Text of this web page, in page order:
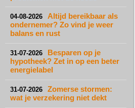
04-08-2026
Altijd bereikbaar als
ondernemer? Zo vind je weer
balans en rust
31-07-2026
Besparen op je
hypotheek? Zet in op een beter
energielabel
31-07-2026
Zomerse stormen:
wat je verzekering niet dekt